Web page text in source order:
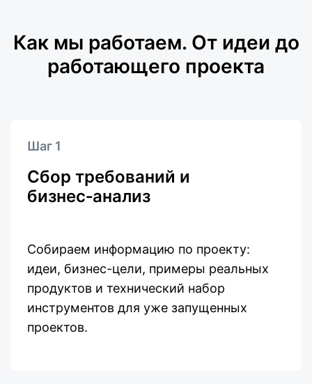
Как мы работаем.От идеи до
работающего проекта
Шаг 1
Сбор требований и
бизнес‑анализ
Собираем информацию по проекту:
идеи, бизнес-цели, примеры реальных
продуктов и технический набор
инструментов для уже запущенных
проектов.